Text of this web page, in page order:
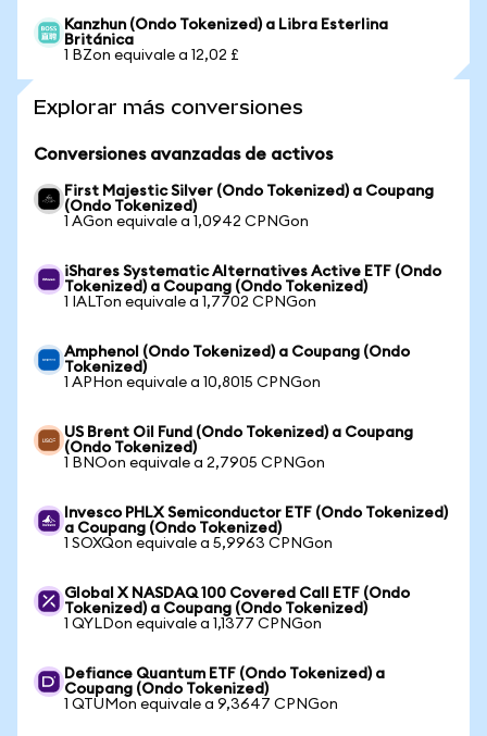
Kanzhun (Ondo Tokenized) a Libra Esterlina
Británica
1 BZon equivale a 12,02 £
Explorar más conversiones
Conversiones avanzadas de activos
First Majestic Silver (Ondo Tokenized) a Coupang
(Ondo Tokenized)
1 AGon equivale a 1,0942 CPNGon
iShares Systematic Alternatives Active ETF (Ondo
Tokenized) a Coupang (Ondo Tokenized)
1 IALTon equivale a 1,7702 CPNGon
Amphenol (Ondo Tokenized) a Coupang (Ondo
Tokenized)
1 APHon equivale a 10,8015 CPNGon
US Brent Oil Fund (Ondo Tokenized) a Coupang
(Ondo Tokenized)
1 BNOon equivale a 2,7905 CPNGon
Invesco PHLX Semiconductor ETF (Ondo Tokenized)
a Coupang (Ondo Tokenized)
1 SOXQon equivale a 5,9963 CPNGon
Global X NASDAQ 100 Covered Call ETF (Ondo
Tokenized) a Coupang (Ondo Tokenized)
1 QYLDon equivale a 1,1377 CPNGon
Defiance Quantum ETF (Ondo Tokenized) a
Coupang (Ondo Tokenized)
1 QTUMon equivale a 9,3647 CPNGon